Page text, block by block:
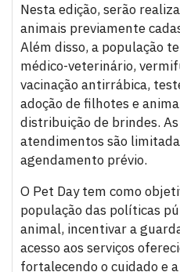
Nesta edição, serão
animais previamente
Além disso, a população
médico-veterinário,
vacinação antirrábica,
adoção de filhotes e
distribuição de brindes.
atendimentos são
agendamento prévio.
O Pet Day tem como
população das políticas
animal, incentivar a
acesso aos serviços
fortalecendo o cuidado e